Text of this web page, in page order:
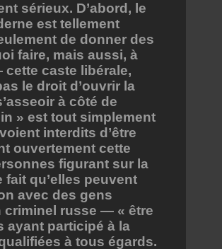
sérieux. D’abord, le
est tellement
de donner des
faire, mais aussi, à
cette caste libérale,
le droit d’ouvrir la
à côté de
» est tout simplement
interdits d’être
ouvertement cette
figurant sur la
fait qu’elles peuvent
avec des gens
criminel russe — « être
ayant participé à la
à tous égards.